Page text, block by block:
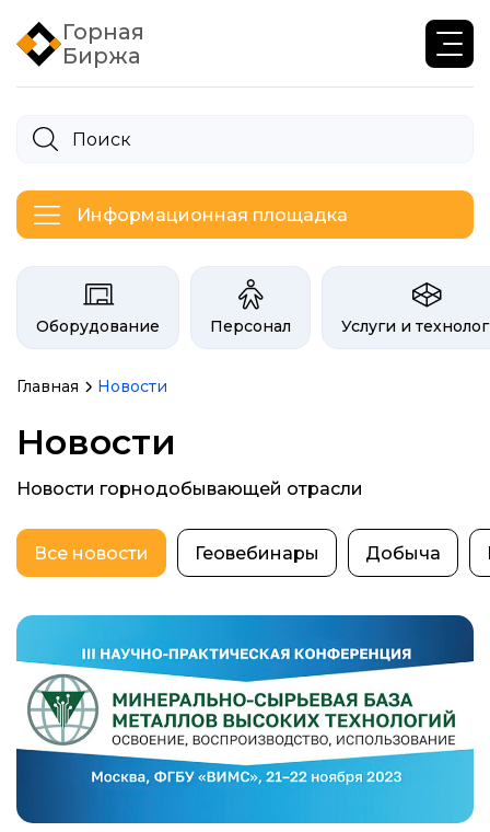
Горная
Биржа
Информационная площадка
Категории на бирже Инфогор
Оборудование Персонал Услуги и
Главная Новости
Новости
Новости горнодобывающей отрасли
Все новости Геовебинары Добыча